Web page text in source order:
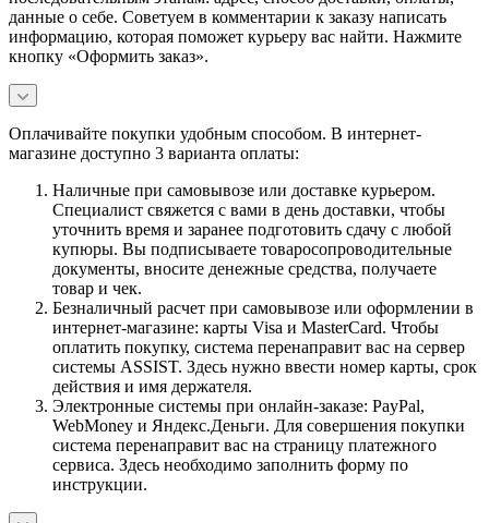
данные о себе. Советуем в комментарии к заказу написать
информацию, которая поможет курьеру вас найти. Нажмите
кнопку «Оформить заказ».
Оплачивайте покупки удобным способом. В интернет-
магазине доступно 3 варианта оплаты:
Наличные при самовывозе или доставке курьером.
Специалист свяжется с вами в день доставки, чтобы
уточнить время и заранее подготовить сдачу с любой
купюры. Вы подписываете товаросопроводительные
документы, вносите денежные средства, получаете
товар и чек.
Безналичный расчет при самовывозе или оформлении в
интернет-магазине: карты Visa и MasterCard. Чтобы
оплатить покупку, система перенаправит вас на сервер
системы ASSIST. Здесь нужно ввести номер карты, срок
действия и имя держателя.
Электронные системы при онлайн-заказе: PayPal,
WebMoney и Яндекс.Деньги. Для совершения покупки
система перенаправит вас на страницу платежного
сервиса. Здесь необходимо заполнить форму по
инструкции.